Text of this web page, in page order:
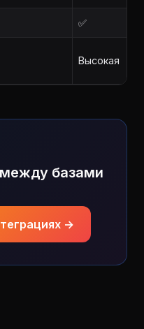
✅
Высокая
базами
→